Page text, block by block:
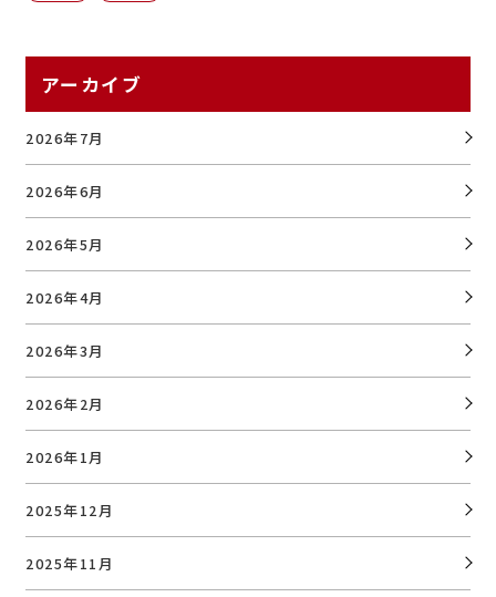
アーカイブ
2026年7月
2026年6月
2026年5月
2026年4月
2026年3月
2026年2月
2026年1月
2025年12月
2025年11月